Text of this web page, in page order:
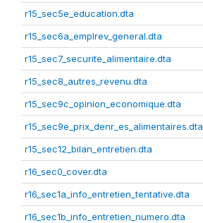
r15_sec5e_education.dta
r15_sec6a_emplrev_general.dta
r15_sec7_securite_alimentaire.dta
r15_sec8_autres_revenu.dta
r15_sec9c_opinion_economique.dta
r15_sec9e_prix_denr_es_alimentaires.dta
r15_sec12_bilan_entretien.dta
r16_sec0_cover.dta
r16_sec1a_info_entretien_tentative.dta
r16_sec1b_info_entretien_numero.dta